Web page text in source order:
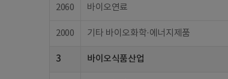
2060 바이오연료
2000 기타 바이오화학·에너지제품
3 바이오식품산업